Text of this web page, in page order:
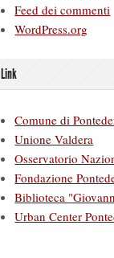
Feed dei commenti
WordPress.org
Link
Comune di
Unione Valdera
Osservatorio
Fondazione
Biblioteca
Urban Center